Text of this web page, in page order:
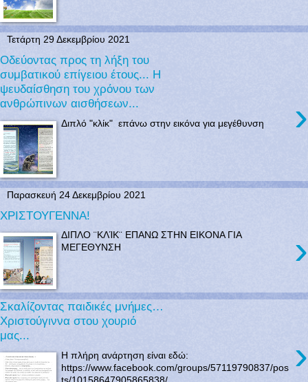
Τετάρτη 29 Δεκεμβρίου 2021
Οδεύοντας προς τη λήξη του
συμβατικού επίγειου έτους... Η
ψευδαίσθηση του χρόνου των
ανθρώπινων αισθήσεων...
›
Διπλό "κλίκ" επάνω στην εικόνα για μεγέθυνση
Παρασκευή 24 Δεκεμβρίου 2021
ΧΡΙΣΤΟΥΓΕΝΝΑ!
›
ΔΙΠΛΟ ¨ΚΛΊΚ¨ ΕΠΑΝΩ ΣΤΗΝ ΕΙΚΟΝΑ ΓΙΑ
ΜΕΓΕΘΥΝΣΗ
Σκαλίζοντας παιδικές μνήμες…
Χριστούγιννα στου χουριό
μας...
›
Η πλήρη ανάρτηση είναι εδώ:
https://www.facebook.com/groups/57119790837/pos
ts/10158647905865838/